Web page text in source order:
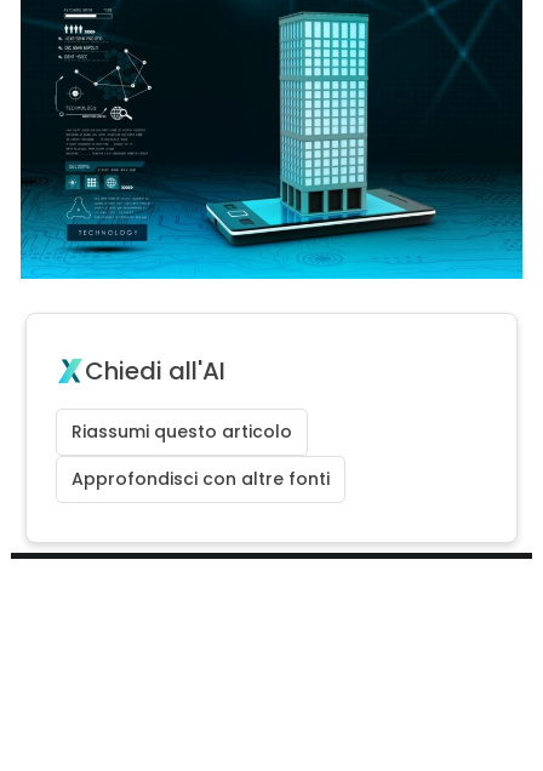
Chiedi all'AI
Riassumi questo articolo
Approfondisci con altre fonti